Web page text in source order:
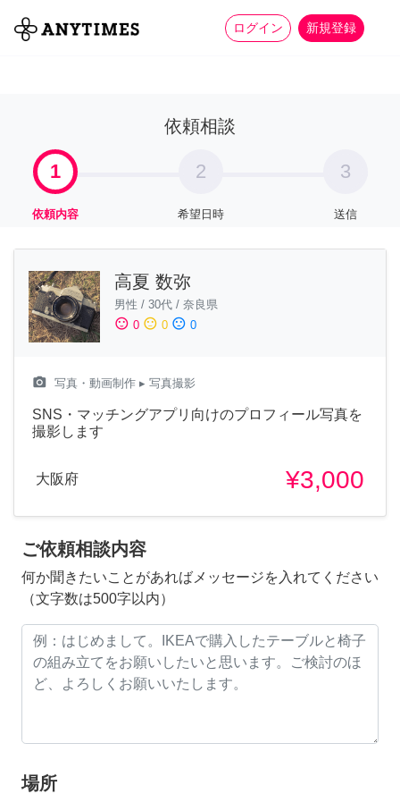
ログイン 新規登録
全て 家事 more_horiz
依頼相談
1
依頼内容
2
希望日時
3
送信
高夏 数弥
男性 / 30代 / 奈良県
sentiment_satisfied 0 sentiment_neutral 0 sentiment_dissatisfied 0
camera_alt 写真・動画制作 ▸ 写真撮影
SNS・マッチングアプリ向けのプロフィール写真を
撮影します
大阪府 ¥3,000
ご依頼相談内容
何か聞きたいことがあればメッセージを入れてください
（文字数は500字以内）
場所